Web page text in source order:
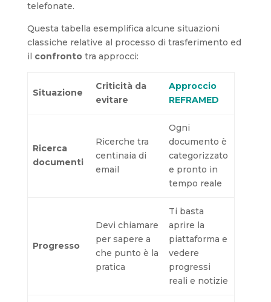
telefonate.
Questa tabella esemplifica alcune situazioni
classiche relative al processo di trasferimento ed
il confrontotra approcci:
Situazione
Criticità da
evitare
Approccio
REFRAMED
Ricerca
documenti
Ricerche tra
centinaia di
email
Ogni
documento è
categorizzato
e pronto in
tempo reale
Progresso
Devi chiamare
per sapere a
che punto è la
pratica
Ti basta
aprire la
piattaforma e
vedere
progressi
reali e notizie